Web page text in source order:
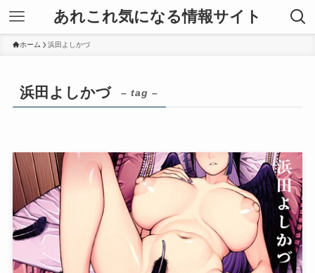
あれこれ気になる情報サイト
ホーム 浜田よしかづ
浜田よしかづ – tag –